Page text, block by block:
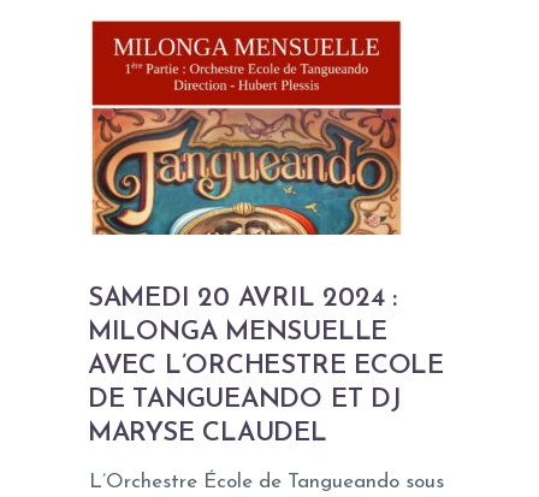
SAMEDI 20 AVRIL 2024 :
MILONGA MENSUELLE
AVEC L’ORCHESTRE ECOLE
DE TANGUEANDO ET DJ
MARYSE CLAUDEL
L’Orchestre École de Tangueando sous